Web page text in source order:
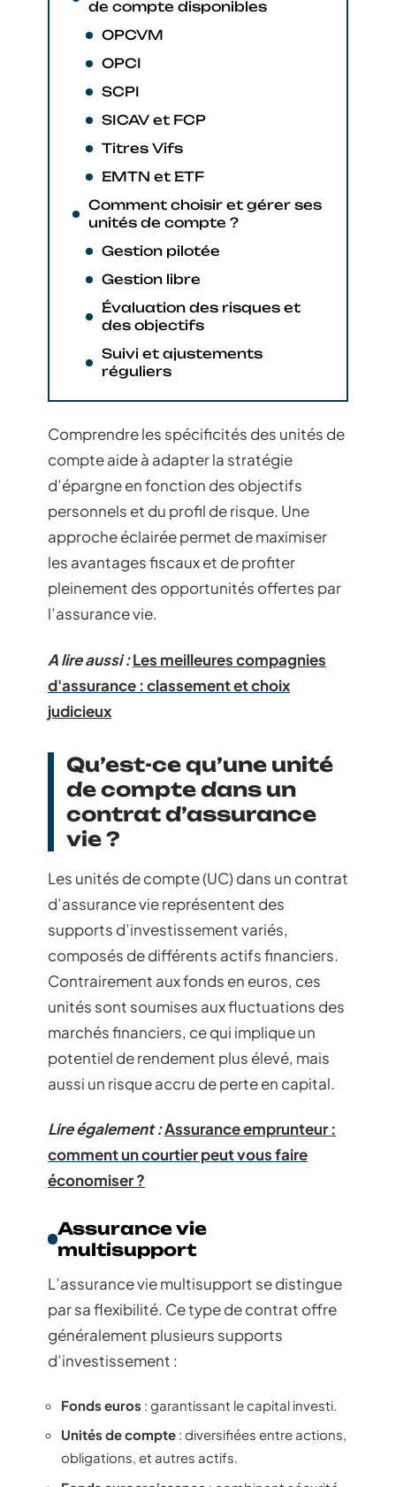
de compte disponibles
OPCVM
OPCI
SCPI
SICAV et FCP
Titres Vifs
EMTN et ETF
Comment choisir et gérer ses
unités de compte ?
Gestion pilotée
Gestion libre
Évaluation des risques et
des objectifs
Suivi et ajustements
réguliers
Comprendre les spécificités des unités de
compte aide à adapter la stratégie
d’épargne en fonction des objectifs
personnels et du profil de risque. Une
approche éclairée permet de maximiser
les avantages fiscaux et de profiter
pleinement des opportunités offertes par
l’assurance vie.
A lire aussi :Les meilleures compagnies
d'assurance : classement et choix
judicieux
Qu’est-ce qu’une unité
de compte dans un
contrat d’assurance
vie ?
Les unités de compte (UC) dans un contrat
d’assurance vie représentent des
supports d’investissement variés,
composés de différents actifs financiers.
Contrairement aux fonds en euros, ces
unités sont soumises aux fluctuations des
marchés financiers, ce qui implique un
potentiel de rendement plus élevé, mais
aussi un risque accru de perte en capital.
Lire également :Assurance emprunteur :
comment un courtier peut vous faire
économiser ?
Assurance vie
multisupport
L’assurance vie multisupport se distingue
par sa flexibilité. Ce type de contrat offre
généralement plusieurs supports
d’investissement :
Fonds euros : garantissant le capital investi.
Unités de compte : diversifiées entre actions,
obligations, et autres actifs.